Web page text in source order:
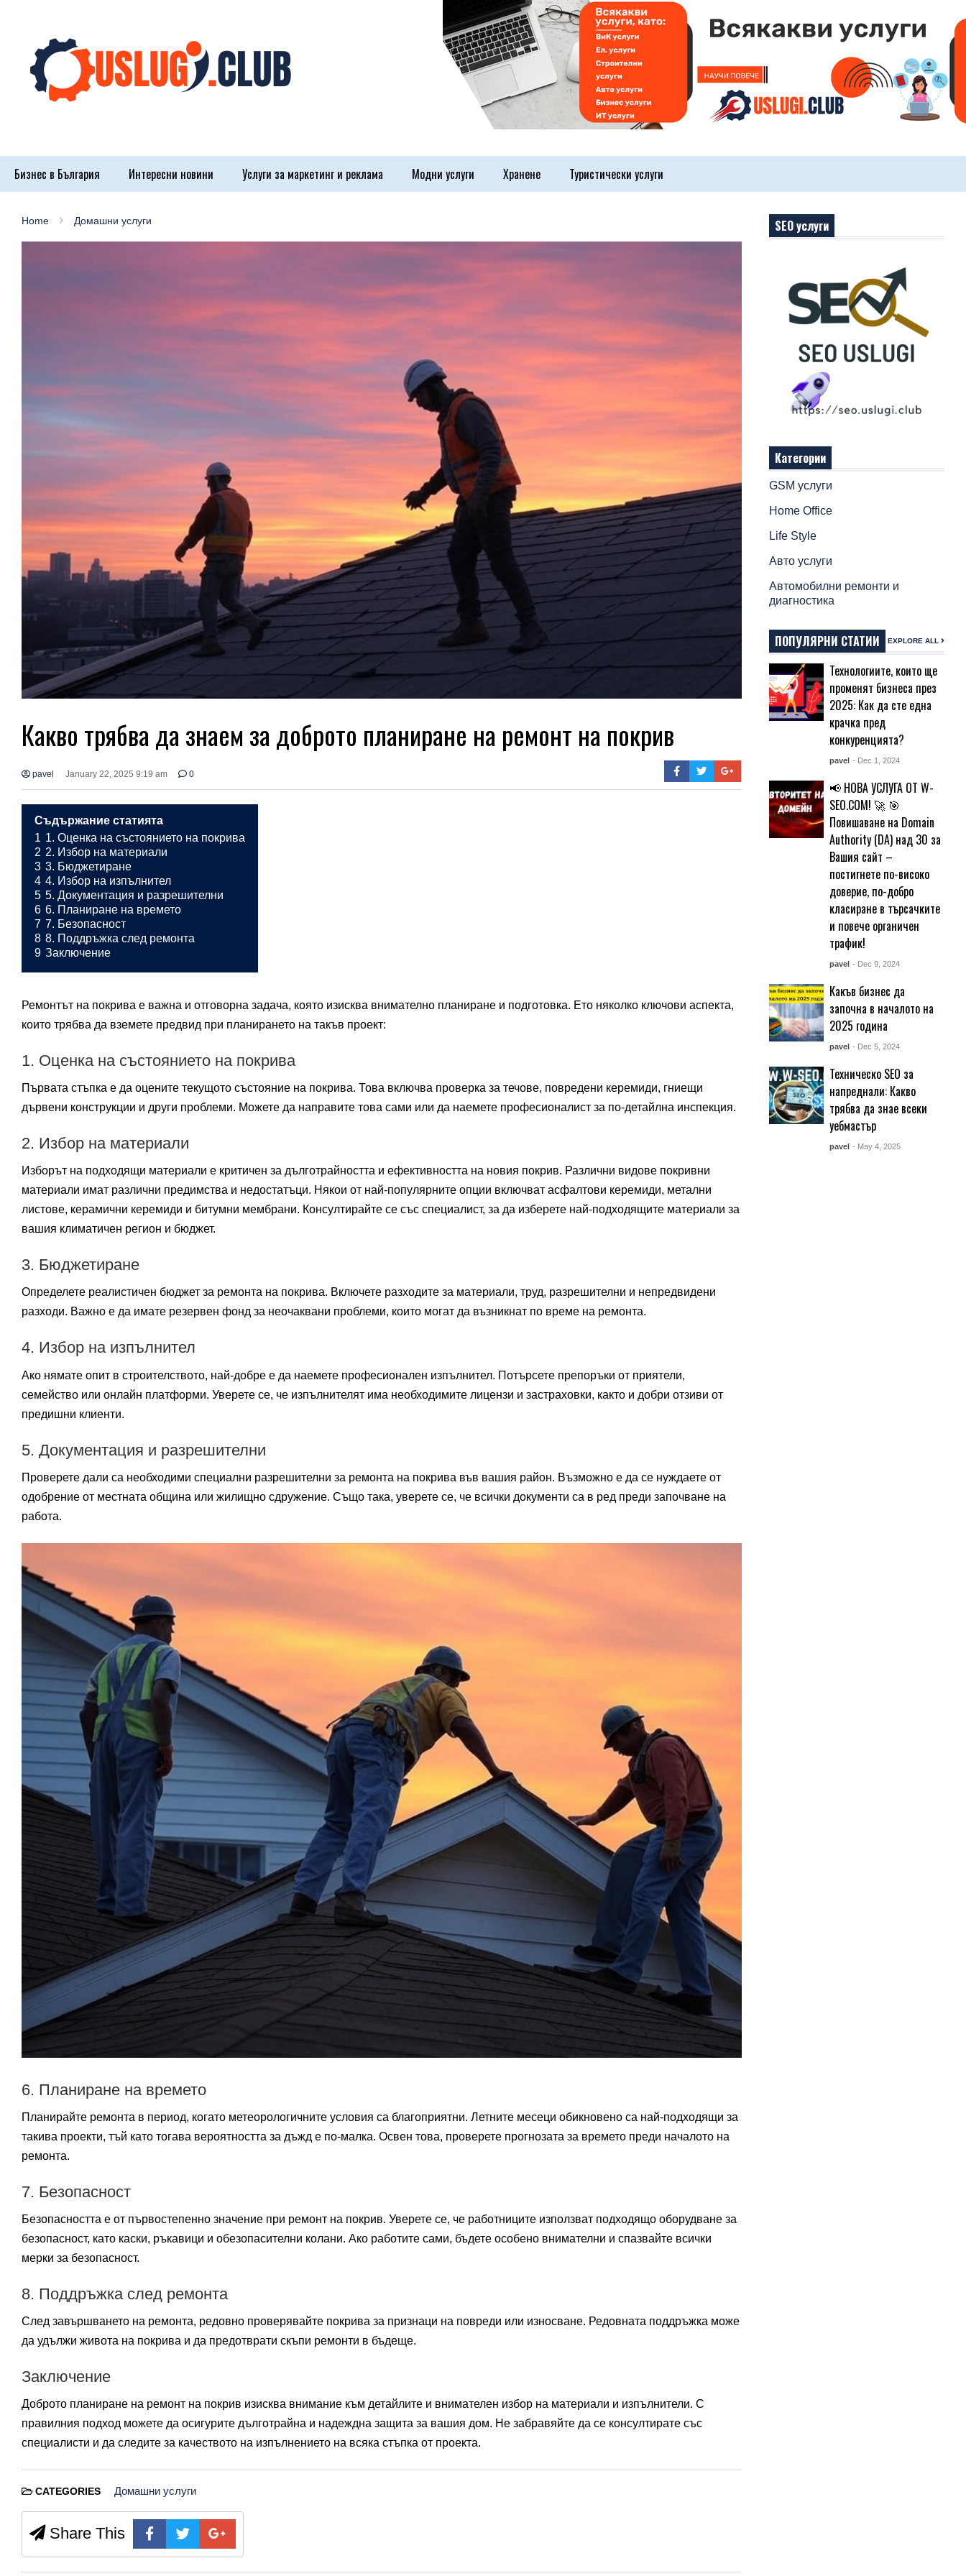
Бизнес в България Интересни новини Услуги за маркетинг и реклама Модни услуги Хранене Туристически услуги
Home Домашни услуги
Какво трябва да знаем за доброто планиране на ремонт на покрив
pavel January 22, 2025 9:19 am 0
Съдържание статията
1 1. Оценка на състоянието на покрива
2 2. Избор на материали
3 3. Бюджетиране
4 4. Избор на изпълнител
5 5. Документация и разрешителни
6 6. Планиране на времето
7 7. Безопасност
8 8. Поддръжка след ремонта
9 Заключение
Ремонтът на покрива е важна и отговорна задача, която изисква внимателно планиране и подготовка. Ето няколко ключови аспекта,
които трябва да вземете предвид при планирането на такъв проект:
1. Оценка на състоянието на покрива
Първата стъпка е да оцените текущото състояние на покрива. Това включва проверка за течове, повредени керемиди, гниещи
дървени конструкции и други проблеми. Можете да направите това сами или да наемете професионалист за по-детайлна инспекция.
2. Избор на материали
Изборът на подходящи материали е критичен за дълготрайността и ефективността на новия покрив. Различни видове покривни
материали имат различни предимства и недостатъци. Някои от най-популярните опции включват асфалтови керемиди, метални
листове, керамични керемиди и битумни мембрани. Консултирайте се със специалист, за да изберете най-подходящите материали за
вашия климатичен регион и бюджет.
3. Бюджетиране
Определете реалистичен бюджет за ремонта на покрива. Включете разходите за материали, труд, разрешителни и непредвидени
разходи. Важно е да имате резервен фонд за неочаквани проблеми, които могат да възникнат по време на ремонта.
4. Избор на изпълнител
Ако нямате опит в строителството, най-добре е да наемете професионален изпълнител. Потърсете препоръки от приятели,
семейство или онлайн платформи. Уверете се, че изпълнителят има необходимите лицензи и застраховки, както и добри отзиви от
предишни клиенти.
5. Документация и разрешителни
Проверете дали са необходими специални разрешителни за ремонта на покрива във вашия район. Възможно е да се нуждаете от
одобрение от местната община или жилищно сдружение. Също така, уверете се, че всички документи са в ред преди започване на
работа.
6. Планиране на времето
Планирайте ремонта в период, когато метеорологичните условия са благоприятни. Летните месеци обикновено са най-подходящи за
такива проекти, тъй като тогава вероятността за дъжд е по-малка. Освен това, проверете прогнозата за времето преди началото на
ремонта.
7. Безопасност
Безопасността е от първостепенно значение при ремонт на покрив. Уверете се, че работниците използват подходящо оборудване за
безопасност, като каски, ръкавици и обезопасителни колани. Ако работите сами, бъдете особено внимателни и спазвайте всички
мерки за безопасност.
8. Поддръжка след ремонта
След завършването на ремонта, редовно проверявайте покрива за признаци на повреди или износване. Редовната поддръжка може
да удължи живота на покрива и да предотврати скъпи ремонти в бъдеще.
Заключение
Доброто планиране на ремонт на покрив изисква внимание към детайлите и внимателен избор на материали и изпълнители. С
правилния подход можете да осигурите дълготрайна и надеждна защита за вашия дом. Не забравяйте да се консултирате със
специалисти и да следите за качеството на изпълнението на всяка стъпка от проекта.
CATEGORIES Домашни услуги
Share This
SEO услуги
Категории
GSM услуги
Home Office
Life Style
Авто услуги
Автомобилни ремонти и
диагностика
ПОПУЛЯРНИ СТАТИИ EXPLORE ALL
Технологиите, които ще
променят бизнеса през
2025: Как да сте една
крачка пред
конкуренцията?
pavel - Dec 1, 2024
📢 НОВА УСЛУГА ОТ W-
SEO.COM! 🚀 🎯
Повишаване на Domain
Authority (DA) над 30 за
Вашия сайт –
постигнете по-високо
доверие, по-добро
класиране в търсачките
и повече органичен
трафик!
pavel - Dec 9, 2024
Какъв бизнес да
започна в началото на
2025 година
pavel - Dec 5, 2024
Техническо SEO за
напреднали: Какво
трябва да знае всеки
уебмастър
pavel - May 4, 2025